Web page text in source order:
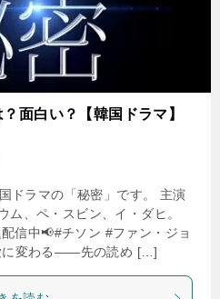
面白い？【韓国ドラマ】
ドラマの「秘密」です。 主演
ム、ペ・スビン、イ・ダヒ。
信中📢#チソン #ファン・ジョ
に変わる――先の読め […]